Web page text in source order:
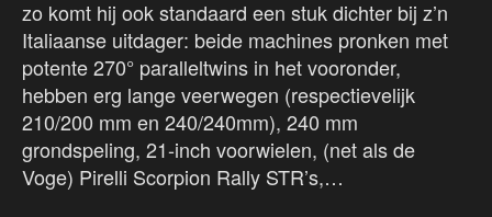
zo komt hij ook standaard een stuk dichter bij z’n
Italiaanse uitdager: beide machines pronken met
potente 270° paralleltwins in het vooronder,
hebben erg lange veerwegen (respectievelijk
210/200 mm en 240/240mm), 240 mm
grondspeling, 21-inch voorwielen, (net als de
Voge) Pirelli Scorpion Rally STR’s,…